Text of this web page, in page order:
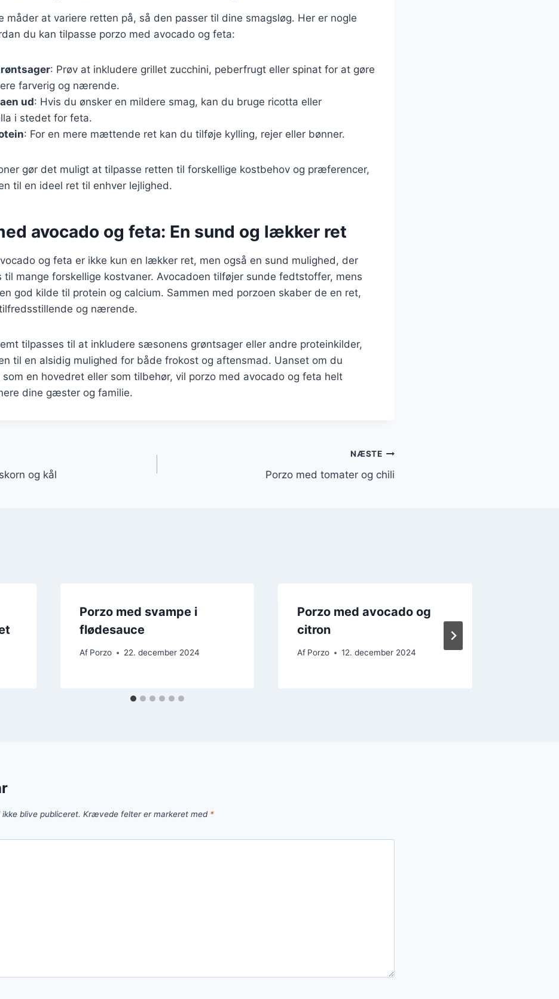
måder at variere retten på, så den passer til dine smagsløg. Her er nogle
du kan tilpasse porzo med avocado og feta:
: Prøv at inkludere grillet zucchini, peberfrugt eller spinat for at gøre
farverig og nærende.
ud: Hvis du ønsker en mildere smag, kan du bruge ricotta eller
i stedet for feta.
: For en mere mættende ret kan du tilføje kylling, rejer eller bønner.
gør det muligt at tilpasse retten til forskellige kostbehov og præferencer,
til en ideel ret til enhver lejlighed.
avocado og feta: En sund og lækker ret
og feta er ikke kun en lækker ret, men også en sund mulighed, der
til mange forskellige kostvaner. Avocadoen tilføjer sunde fedtstoffer, mens
god kilde til protein og calcium. Sammen med porzoen skaber de en ret,
og nærende.
tilpasses til at inkludere sæsonens grøntsager eller andre proteinkilder,
til en alsidig mulighed for både frokost og aftensmad. Uanset om du
som en hovedret eller som tilbehør, vil porzo med avocado og feta helt
dine gæster og familie.
og kål
NÆSTE
Porzo med tomater og chili
Porzo med svampe i
flødesauce
Af Porzo 22. december 2024
Porzo med avocado og
citron
Af Porzo 12. december 2024
blive publiceret. Krævede felter er markeret med *